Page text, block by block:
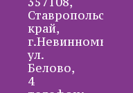
Ставропольский
край,
г.Невинномысск,
ул.
Белово,
4